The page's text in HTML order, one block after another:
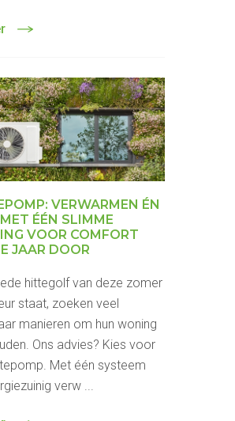
VERWARMEN ÉN
ÉÉN SLIMME
VOOR COMFORT
JAAR DOOR
hittegolf van deze zomer
staat, zoeken veel
manieren om hun woning
Ons advies? Kies voor
Met één systeem
verw ...